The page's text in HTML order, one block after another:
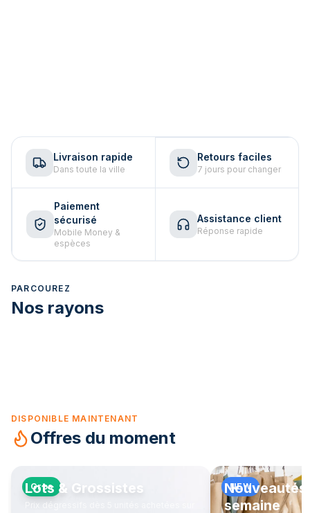
Livraison rapide
Dans toute la ville
Retours faciles
7 jours pour changer
Paiement
sécurisé
Mobile Money &
espèces
Assistance client
Réponse rapide
PARCOUREZ
Nos rayons
DISPONIBLE MAINTENANT
Offres du moment
Gros
Lots & Grossistes
Prix dégressifs dès 5 unités achetées sur
NEW
Nouveautés
semaine